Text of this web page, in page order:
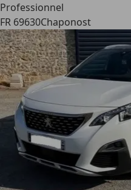
Professionnel
FR 69630Chaponost